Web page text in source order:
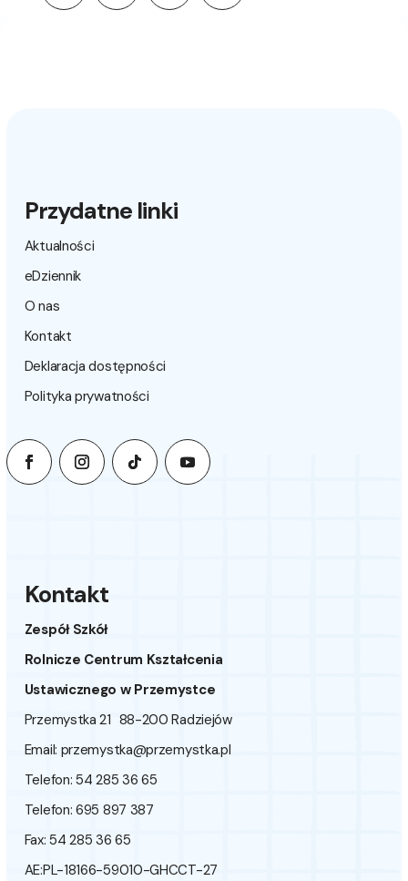
Kontakt
Zespół Szkół
Rolnicze Centrum Kształcenia
Ustawicznego w Przemystce
Przemystka 21 88-200 Radziejów
Email: przemystka@przemystka.pl
Telefon: 54 285 36 65
Telefon: 695 897 387
Fax: 54 285 36 65
AE:PL-18166-59010-GHCCT-27
Przydatne linki
Aktualności
eDziennik
O nas
Kontakt
Deklaracja dostępności
Polityka prywatności